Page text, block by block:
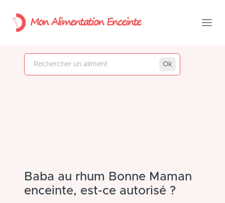
Mon Alimentation Enceinte
Rechercher un aliment
Ok
Baba au rhum Bonne Maman
enceinte, est-ce autorisé ?